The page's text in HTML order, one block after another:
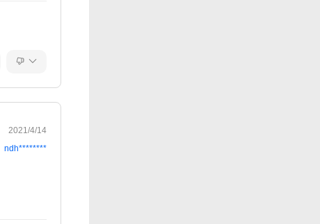
2021/4/14
ndh********